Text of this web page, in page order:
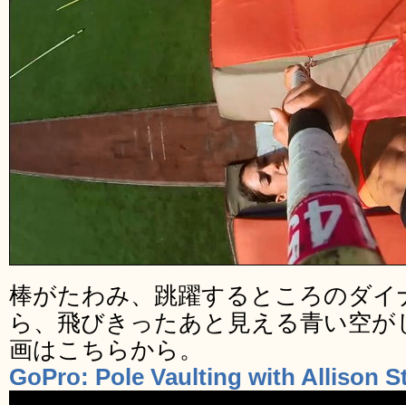
棒がたわみ、跳躍するところのダ
ら、飛びきったあと見える青い空
画はこちらから。
GoPro: Pole Vaulting with Allison